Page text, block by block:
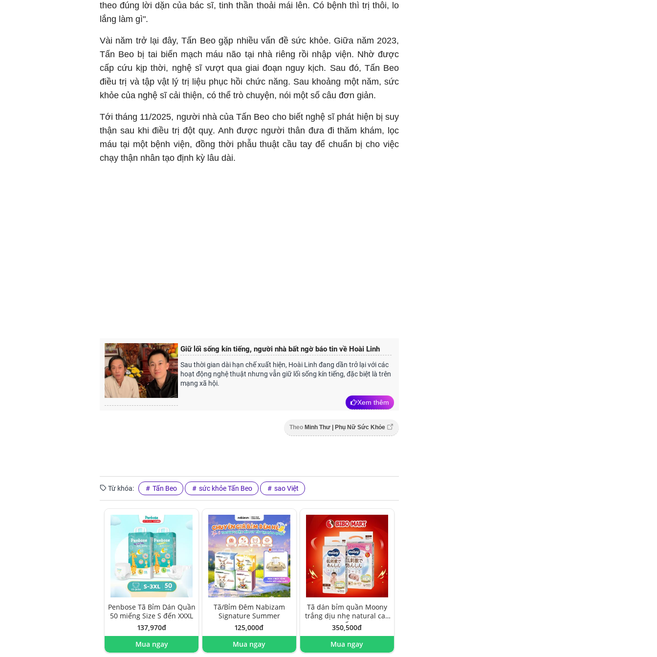
theo đúng lời dặn của bác sĩ, tinh thần thoải mái lên. Có bệnh thì trị thôi, lo
lắng làm gì".
Vài năm trở lại đây, Tấn Beo gặp nhiều vấn đề sức khỏe. Giữa năm 2023,
Tấn Beo bị tai biến mạch máu não tại nhà riêng rồi nhập viện. Nhờ được
cấp cứu kịp thời, nghệ sĩ vượt qua giai đoạn nguy kịch. Sau đó, Tấn Beo
điều trị và tập vật lý trị liệu phục hồi chức năng. Sau khoảng một năm, sức
khỏe của nghệ sĩ cải thiện, có thể trò chuyện, nói một số câu đơn giản.
Tới tháng 11/2025, người nhà của Tấn Beo cho biết nghệ sĩ phát hiện bị suy
thận sau khi điều trị đột quỵ. Anh được người thân đưa đi thăm khám, lọc
máu tại một bệnh viện, đồng thời phẫu thuật cầu tay để chuẩn bị cho việc
chạy thận nhân tạo định kỳ lâu dài.
Giữ lối sống kín tiếng, người nhà bất ngờ báo tin về Hoài Linh
Sau thời gian dài hạn chế xuất hiện, Hoài Linh đang dần trở lại với các
hoạt động nghệ thuật nhưng vẫn giữ lối sống kín tiếng, đặc biệt là trên
mạng xã hội.
Xem thêm
Theo Minh Thư | Phụ Nữ Sức Khỏe
Từ khóa: Tấn Beo sức khỏe Tấn Beo sao Việt
Penbose Tã Bỉm Dán Quần
50 miếng Size S đến XXXL
137,970đ
Mua ngay
Tã/Bỉm Đêm Nabizam
Signature Summer
125,000đ
Mua ngay
Tã dán bỉm quần Moony
trắng dịu nhẹ natural cao
cấp
350,500đ
Mua ngay